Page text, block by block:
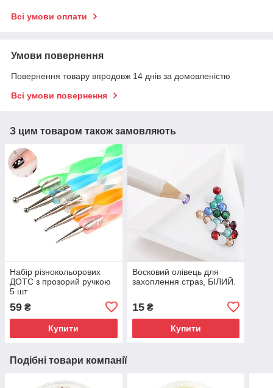
Всі умови оплати
Умови повернення
Повернення товару впродовж 14 днів за домовленістю
Всі умови повернення
З цим товаром також замовляють
Набір різнокольорових
ДОТС з прозорий ручкою
5 шт
59 ₴
Купити
Восковий олівець для
захоплення страз, БІЛИЙ.
15₴
Купити
Подібні товари компанії